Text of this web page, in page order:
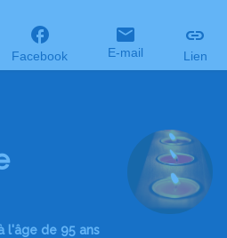
Facebook E-mail Lien
l'âge de 95 ans